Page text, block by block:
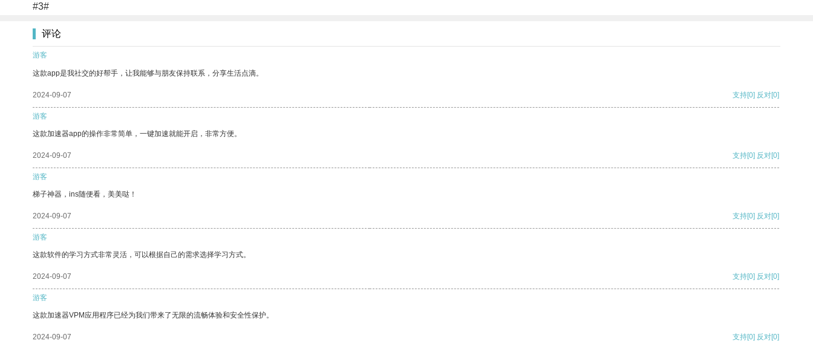
#3#
评论
游客
这款app是我社交的好帮手，让我能够与朋友保持联系，分享生活点滴。
2024-09-07 支持[0] 反对[0]
游客
这款加速器app的操作非常简单，一键加速就能开启，非常方便。
2024-09-07 支持[0] 反对[0]
游客
梯子神器，ins随便看，美美哒！
2024-09-07 支持[0] 反对[0]
游客
这款软件的学习方式非常灵活，可以根据自己的需求选择学习方式。
2024-09-07 支持[0] 反对[0]
游客
这款加速器VPM应用程序已经为我们带来了无限的流畅体验和安全性保护。
2024-09-07 支持[0] 反对[0]